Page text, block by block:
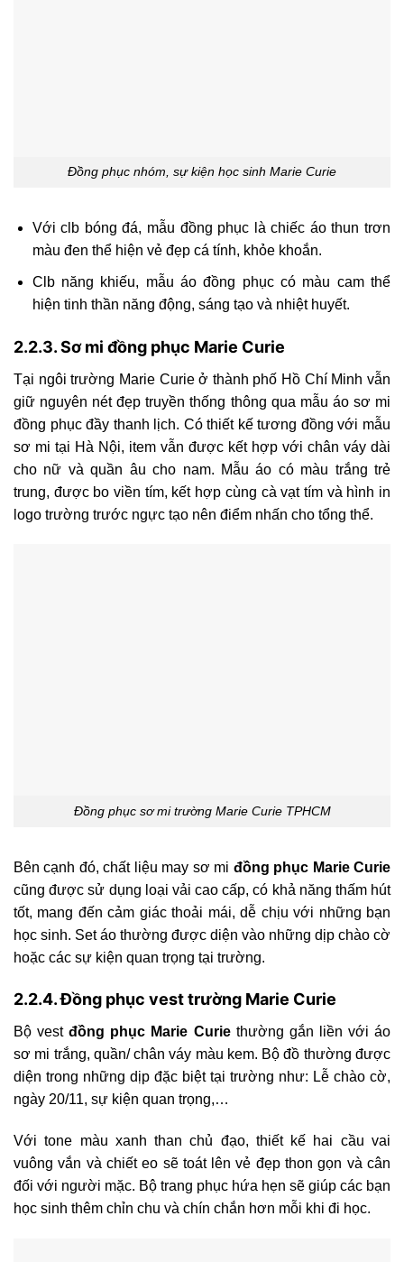
Đồng phục nhóm, sự kiện học sinh Marie Curie
Với clb bóng đá, mẫu đồng phục là chiếc áo thun trơn
màu đen thể hiện vẻ đẹp cá tính, khỏe khoắn.
Clb năng khiếu, mẫu áo đồng phục có màu cam thể
hiện tinh thần năng động, sáng tạo và nhiệt huyết.
2.2.3. Sơ mi đồng phục Marie Curie
Tại ngôi trường Marie Curie ở thành phố Hồ Chí Minh vẫn
giữ nguyên nét đẹp truyền thống thông qua mẫu áo sơ mi
đồng phục đầy thanh lịch. Có thiết kế tương đồng với mẫu
sơ mi tại Hà Nội, item vẫn được kết hợp với chân váy dài
cho nữ và quần âu cho nam. Mẫu áo có màu trắng trẻ
trung, được bo viền tím, kết hợp cùng cà vạt tím và hình in
logo trường trước ngực tạo nên điểm nhấn cho tổng thể.
Đồng phục sơ mi trường Marie Curie TPHCM
Bên cạnh đó, chất liệu may sơ mi đồng phục Marie Curie
cũng được sử dụng loại vải cao cấp, có khả năng thấm hút
tốt, mang đến cảm giác thoải mái, dễ chịu với những bạn
học sinh. Set áo thường được diện vào những dịp chào cờ
hoặc các sự kiện quan trọng tại trường.
2.2.4. Đồng phục vest trường Marie Curie
Bộ vestđồng phục Marie Curie thường gắn liền với áo
sơ mi trắng, quần/ chân váy màu kem. Bộ đồ thường được
diện trong những dịp đặc biệt tại trường như: Lễ chào cờ,
ngày 20/11, sự kiện quan trọng,…
Với tone màu xanh than chủ đạo, thiết kế hai cầu vai
vuông vắn và chiết eo sẽ toát lên vẻ đẹp thon gọn và cân
đối với người mặc. Bộ trang phục hứa hẹn sẽ giúp các bạn
học sinh thêm chỉn chu và chín chắn hơn mỗi khi đi học.